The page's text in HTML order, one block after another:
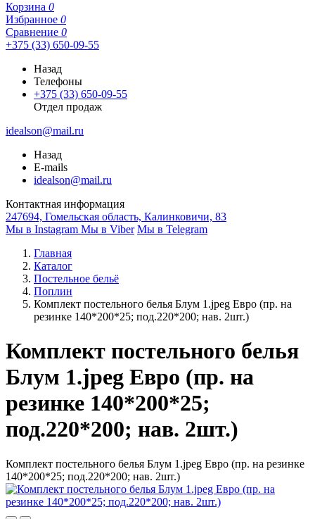
Корзина 0
Избранное 0
Сравнение 0
+375 (33) 650-09-55
Назад
Телефоны
+375 (33) 650-09-55
Отдел продаж
idealson@mail.ru
Назад
E-mails
idealson@mail.ru
Контактная информация
247694, Гомельская область, Калинковичи, 83
Мы в Instagram Мы в Viber Мы в Telegram
Главная
Каталог
Постельное бельё
Поплин
Комплект постельного белья Блум 1.jpeg Евро (пр. на
резинке 140*200*25; под.220*200; нав. 2шт.)
Комплект постельного белья
Блум 1.jpeg Евро (пр. на
резинке 140*200*25;
под.220*200; нав. 2шт.)
Комплект постельного белья Блум 1.jpeg Евро (пр. на резинке
140*200*25; под.220*200; нав. 2шт.)